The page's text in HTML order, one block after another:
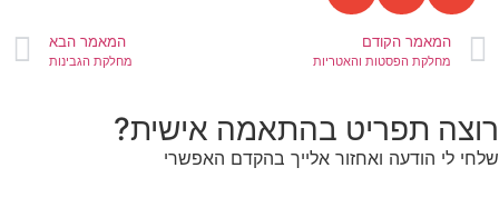
המאמר הקודם
מחלקת הפסטות והאטריות
המאמר הבא
מחלקת הגבינות
רוצה תפריט בהתאמה אישית?
שלחי לי הודעה ואחזור אלייך בהקדם האפשרי